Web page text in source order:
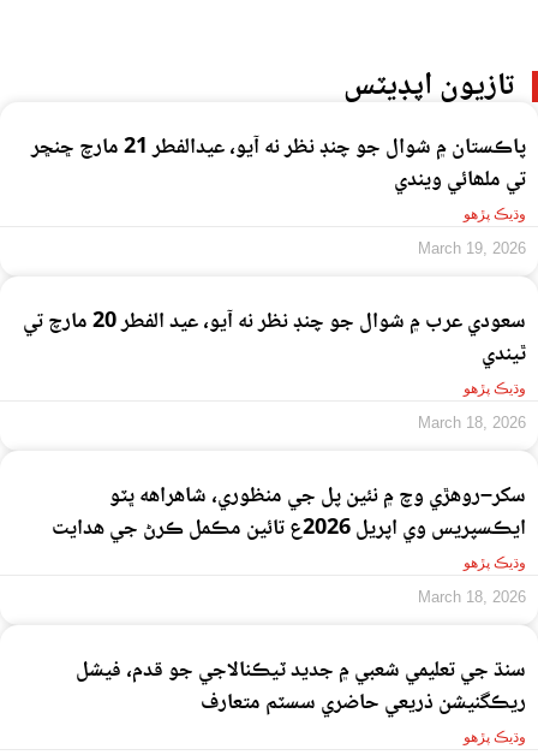
تازيون اپڊيٽس
پاڪستان ۾ شوال جو چنڊ نظر نه آيو، عيدالفطر 21 مارچ ڇنڇر
تي ملھائي ويندي
وڌيڪ پڙهو
March 19, 2026
سعودي عرب ۾ شوال جو چنڊ نظر نه آيو، عيد الفطر 20 مارچ تي
ٿيندي
وڌيڪ پڙهو
March 18, 2026
سکر–روهڙي وچ ۾ نئين پل جي منظوري، شاهراهه ڀٽو
ايڪسپريس وي اپريل 2026ع تائين مڪمل ڪرڻ جي هدايت
وڌيڪ پڙهو
March 18, 2026
سنڌ جي تعليمي شعبي ۾ جديد ٽيڪنالاجي جو قدم، فيشل
ريڪگنيشن ذريعي حاضري سسٽم متعارف
وڌيڪ پڙهو